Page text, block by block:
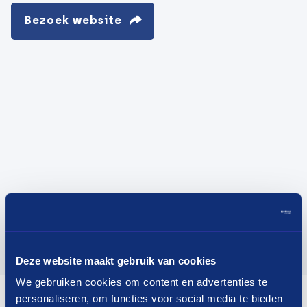
Deze website maakt gebruik van cookies
We gebruiken cookies om content en advertenties te
personaliseren, om functies voor social media te bieden
Bezoek website